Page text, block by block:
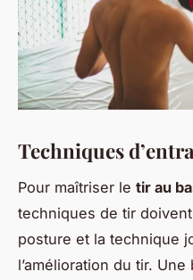
Techniques
Pour maîtriser le tir au
techniques de tir
posture et la technique
l’amélioration du tir.